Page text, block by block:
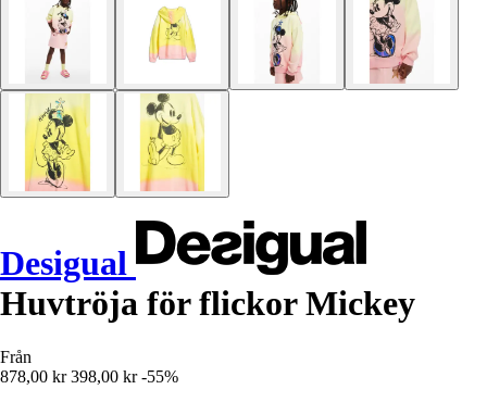
Desigual
Huvtröja för flickor Mickey
Från
878,00 kr 398,00 kr -55%